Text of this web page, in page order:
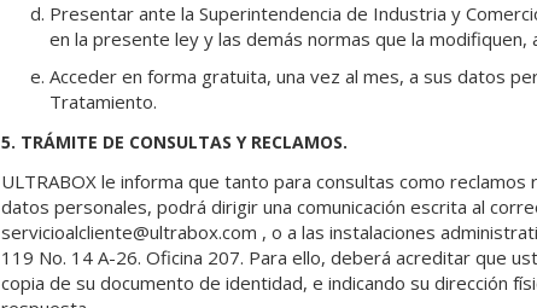
Presentar ante la Superintendencia de Industria y
en la presente ley y las demás normas que la modifiquen,
Acceder en forma gratuita, una vez al mes, a sus datos
Tratamiento.
5. TRÁMITE DE CONSULTAS Y RECLAMOS.
ULTRABOX le informa que tanto para consultas como reclamos
datos personales, podrá dirigir una comunicación escrita al
servicioalcliente@ultrabox.com , o a las instalaciones
119 No. 14 A-26. Oficina 207. Para ello, deberá acreditar que
copia de su documento de identidad, e indicando su dirección